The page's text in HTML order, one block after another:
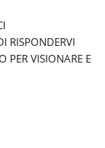
RISPONDERVI
PER VISIONARE E